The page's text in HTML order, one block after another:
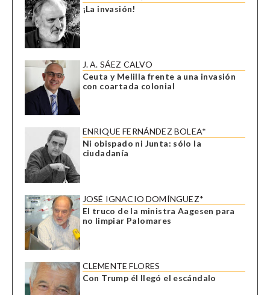
¡La invasión!
J. A. SÁEZ CALVO
Ceuta y Melilla frente a una invasión
con coartada colonial
ENRIQUE FERNÁNDEZ BOLEA*
Ni obispado ni Junta: sólo la
ciudadanía
JOSÉ IGNACIO DOMÍNGUEZ*
El truco de la ministra Aagesen para
no limpiar Palomares
CLEMENTE FLORES
Con Trump él llegó el escándalo